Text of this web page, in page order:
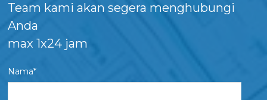
Team kami akan segera menghubungi
Anda
max 1x24 jam
Nama*